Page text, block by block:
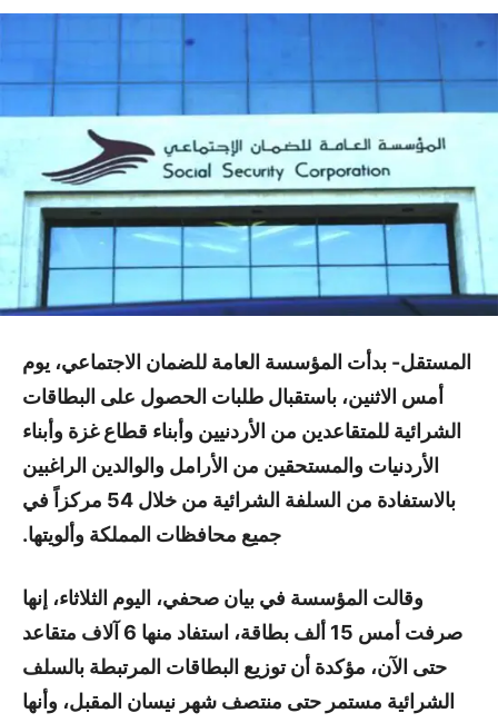
المستقل- بدأت المؤسسة العامة للضمان الاجتماعي، يوم
أمس الاثنين، باستقبال طلبات الحصول على البطاقات
الشرائية للمتقاعدين من الأردنيين وأبناء قطاع غزة وأبناء
الأردنيات والمستحقين من الأرامل والوالدين الراغبين
بالاستفادة من السلفة الشرائية من خلال 54 مركزاً في
جميع محافظات المملكة وألويتها.
وقالت المؤسسة في بيان صحفي، اليوم الثلاثاء، إنها
صرفت أمس 15 ألف بطاقة، استفاد منها 6 آلاف متقاعد
حتى الآن، مؤكدة أن توزيع البطاقات المرتبطة بالسلف
الشرائية مستمر حتى منتصف شهر نيسان المقبل، وأنها